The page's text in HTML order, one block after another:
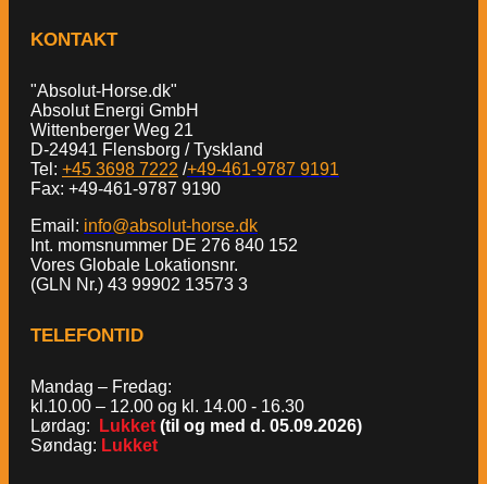
KONTAKT
"Absolut-Horse.dk"
Absolut Energi GmbH
Wittenberger Weg 21
D-24941 Flensborg / Tyskland
Tel: +45 3698 7222 /+49-461-9787 9191
Fax: +49-461-9787 9190
Email: info@absolut-horse.dk
Int. momsnummer DE 276 840 152
Vores Globale Lokationsnr.
(GLN Nr.) 43 99902 13573 3
TELEFONTID
Mandag – Fredag:
kl.10.00 – 12.00 og kl. 14.00 - 16.30
Lørdag:
Lukket (til og med d. 05.09.2026)
Søndag: Lukket